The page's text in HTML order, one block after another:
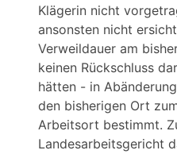
Klägerin nicht
ansonsten nicht
Verweildauer am
keinen Rückschluss
hätten - in
den bisherigen Ort
Arbeitsort bestimmt.
Landesarbeitsgericht